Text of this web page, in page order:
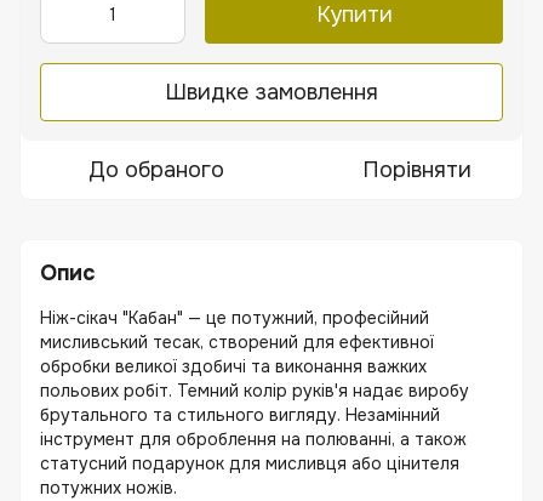
Купити
Швидке замовлення
До обраного Порівняти
Опис
Ніж-сікач "Кабан" — це потужний, професійний
мисливський тесак, створений для ефективної
обробки великої здобичі та виконання важких
польових робіт. Темний колір руків'я надає виробу
брутального та стильного вигляду. Незамінний
інструмент для оброблення на полюванні, а також
статусний подарунок для мисливця або цінителя
потужних ножів.